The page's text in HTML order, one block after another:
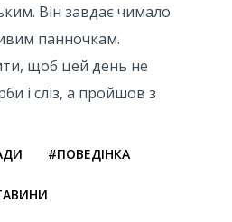
Він завдає чимало
панночкам.
щоб цей день не
і сліз, а пройшов з
#ПОВЕДІНКА